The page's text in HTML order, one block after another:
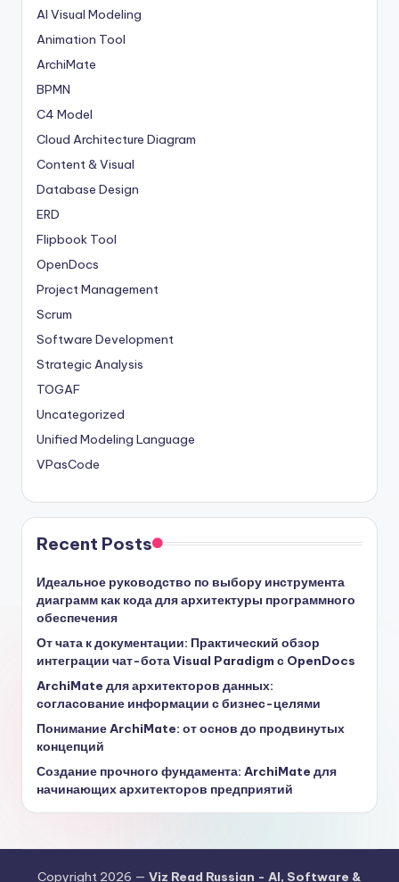
AI Visual Modeling
Animation Tool
ArchiMate
BPMN
C4 Model
Cloud Architecture Diagram
Content & Visual
Database Design
ERD
Flipbook Tool
OpenDocs
Project Management
Scrum
Software Development
Strategic Analysis
TOGAF
Uncategorized
Unified Modeling Language
VPasCode
Recent Posts
Идеальное руководство по выбору инструмента
диаграмм как кода для архитектуры программного
обеспечения
От чата к документации: Практический обзор
интеграции чат-бота Visual Paradigm с OpenDocs
ArchiMate для архитекторов данных:
согласование информации с бизнес-целями
Понимание ArchiMate: от основ до продвинутых
концепций
Создание прочного фундамента: ArchiMate для
начинающих архитекторов предприятий
Copyright 2026 — Viz Read Russian - AI, Software &